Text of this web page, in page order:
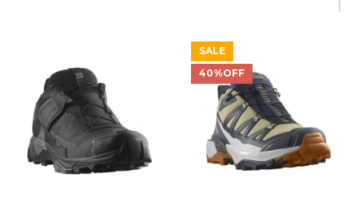
50% Off
SALE
40%OFF